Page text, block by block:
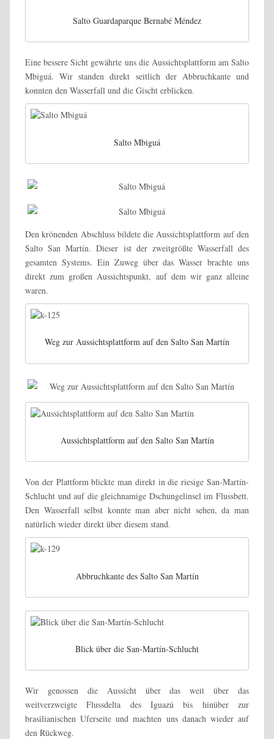
Salto Guardaparque Bernabé Méndez
Eine bessere Sicht gewährte uns die Aussichtsplattform am Salto
Mbiguá. Wir standen direkt seitlich der Abbruchkante und
konnten den Wasserfall und die Gischt erblicken.
Salto Mbiguá
Den krönenden Abschluss bildete die Aussichtsplattform auf den
Salto San Martín. Dieser ist der zweitgrößte Wasserfall des
gesamten Systems. Ein Zuweg über das Wasser brachte uns
direkt zum großen Aussichtspunkt, auf dem wir ganz alleine
waren.
Weg zur Aussichtsplattform auf den Salto San Martín
Aussichtsplattform auf den Salto San Martín
Von der Plattform blickte man direkt in die riesige San-Martín-
Schlucht und auf die gleichnamige Dschungelinsel im Flussbett.
Den Wasserfall selbst konnte man aber nicht sehen, da man
natürlich wieder direkt über diesem stand.
Abbruchkante des Salto San Martín
Blick über die San-Martín-Schlucht
Wir genossen die Aussicht über das weit über das
weitverzweigte Flussdelta des Iguazú bis hinüber zur
brasilianischen Uferseite und machten uns danach wieder auf
den Rückweg.